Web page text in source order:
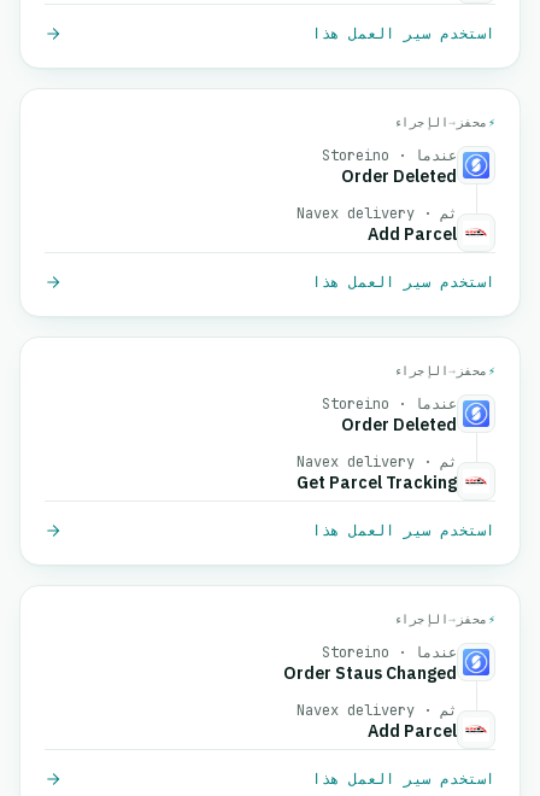
استخدم سير العمل هذا
⚡ محفز →الإجراء
عندما · Storeino
Order Deleted
ثم · Navex delivery
Add Parcel
استخدم سير العمل هذا
⚡ محفز →الإجراء
عندما · Storeino
Order Deleted
ثم · Navex delivery
Get Parcel Tracking
استخدم سير العمل هذا
⚡ محفز →الإجراء
عندما · Storeino
Order Staus Changed
ثم · Navex delivery
Add Parcel
استخدم سير العمل هذا